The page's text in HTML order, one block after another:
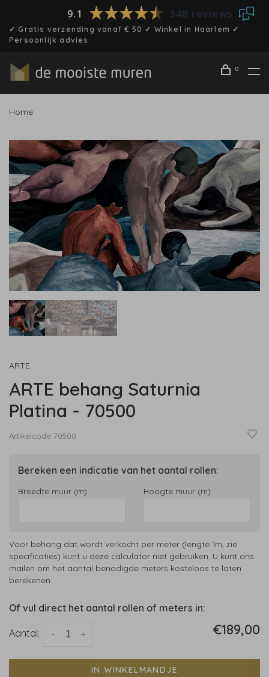
9.1 348 reviews
✓ Gratis verzending vanaf € 50 ✓ Winkel in Haarlem ✓
Persoonlijk advies
0
Home
ARTE
ARTE behang Saturnia
Platina - 70500
Artikelcode 70500
Bereken een indicatie van het aantal rollen:
Breedte muur (m): Hoogte muur (m):
Voor behang dat wordt verkocht per meter (lengte 1m, zie
specificaties) kunt u deze calculator niet gebruiken. U kunt ons
mailen om het aantal benodigde meters kosteloos te laten
berekenen.
Of vul direct het aantal rollen of meters in:
Aantal: +
- €189,00
IN WINKELMANDJE